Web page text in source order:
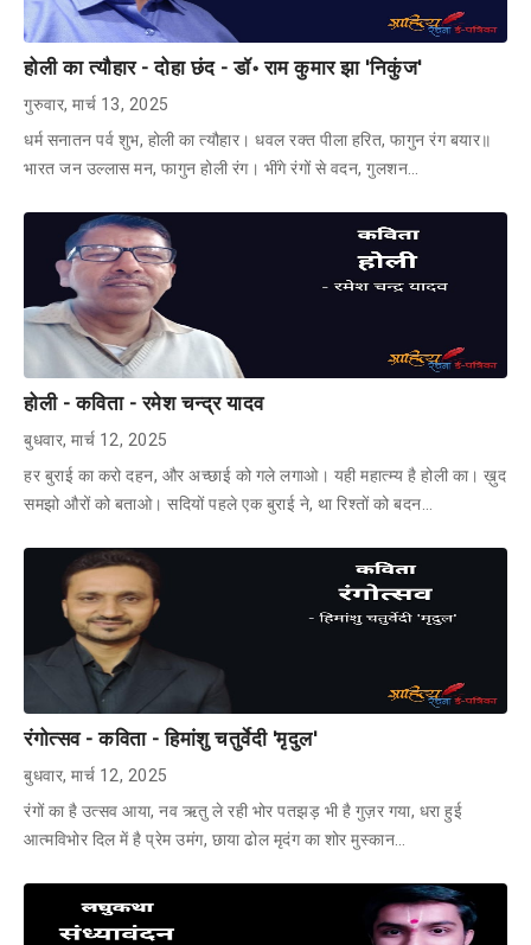
होली का त्यौहार - दोहा छंद - डॉ॰ राम कुमार झा 'निकुंज'
गुरुवार, मार्च 13, 2025
धर्म सनातन पर्व शुभ, होली का त्यौहार। धवल रक्त पीला हरित, फागुन रंग बयार॥
भारत जन उल्लास मन, फागुन होली रंग। भींगे रंगों से वदन, गुलशन…
होली - कविता - रमेश चन्द्र यादव
बुधवार, मार्च 12, 2025
हर बुराई का करो दहन, और अच्छाई को गले लगाओ। यही महात्म्य है होली का। ख़ुद
समझो औरों को बताओ। सदियों पहले एक बुराई ने, था रिश्तों को बदन…
रंगोत्सव - कविता - हिमांशु चतुर्वेदी 'मृदुल'
बुधवार, मार्च 12, 2025
रंगों का है उत्सव आया, नव ऋतु ले रही भोर पतझड़ भी है गुज़र गया, धरा हुई
आत्मविभोर दिल में है प्रेम उमंग, छाया ढोल मृदंग का शोर मुस्कान…